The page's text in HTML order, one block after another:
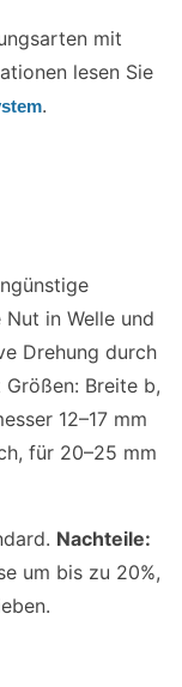
mit
lesen Sie
.
in Welle und
Drehung durch
Breite b,
12–17 mm
für 20–25 mm
Nachteile:
um bis zu 20%,